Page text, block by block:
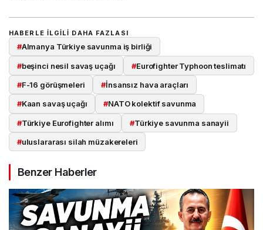
HABERLE ILGILI DAHA FAZLASI
#Almanya Türkiye savunma iş birliği
#beşinci nesil savaş uçağı #Eurofighter Typhoon teslimatı
#F-16 görüşmeleri #İnsansız hava araçları
#Kaan savaş uçağı #NATO kolektif savunma
#Türkiye Eurofighter alımı #Türkiye savunma sanayii
#uluslararası silah müzakereleri
Benzer Haberler